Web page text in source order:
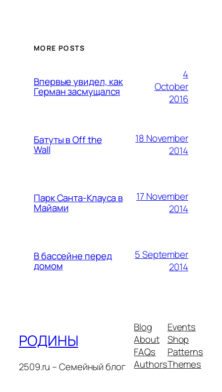
MORE POSTS
Впервые увидел, как
Герман засмущался
4
October
2016
Батуты в Off the
Wall
18 November
2014
Парк Санта-Клауса в
Майами
17 November
2014
В бассейне перед
домом
5 September
2014
РОДИНЫ
2509.ru – Семейный блог
Blog
About
FAQs
Authors
Events
Shop
Patterns
Themes